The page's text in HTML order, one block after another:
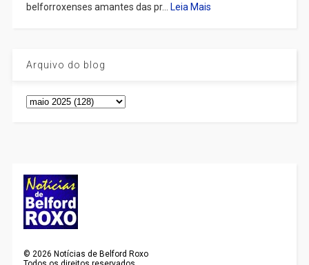
belforroxenses amantes das pr...
Leia Mais
Arquivo do blog
©2026 Notícias de Belford Roxo